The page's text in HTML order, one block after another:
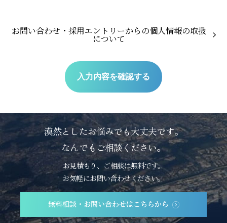
お問い合わせ・採用エントリーからの個人情報の取扱
について
漠然としたお悩みでも大丈夫です。
なんでもご相談ください。
お見積もり、ご相談は無料です。
お気軽にお問い合わせください。
無料相談・お問い合わせはこちらから